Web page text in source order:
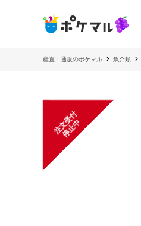
産直・通販のポケマル 魚介類
注
文
受
付
停
止
中